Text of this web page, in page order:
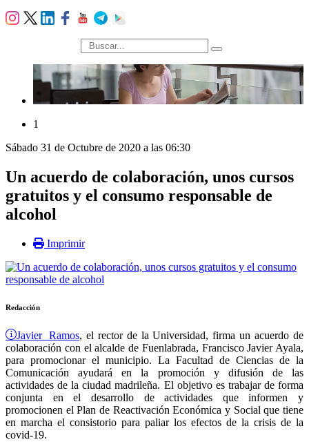
búsqueda
1
Sábado 31 de Octubre de 2020 a las 06:30
Un acuerdo de colaboración, unos cursos
gratuitos y el consumo responsable de
alcohol
Imprimir
Redacción
Javier Ramos, el rector de la Universidad, firma un acuerdo de
colaboración con el alcalde de Fuenlabrada, Francisco Javier Ayala,
para promocionar el municipio. La Facultad de Ciencias de la
Comunicación ayudará en la promoción y difusión de las
actividades de la ciudad madrileña. El objetivo es trabajar de forma
conjunta en el desarrollo de actividades que informen y
promocionen el Plan de Reactivación Económica y Social que tiene
en marcha el consistorio para paliar los efectos de la crisis de la
covid-19.